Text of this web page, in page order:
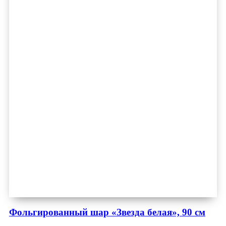
Фольгированный шар «Звезда белая», 90 см